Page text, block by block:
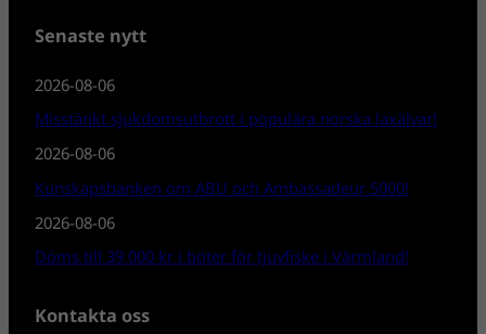
Senaste nytt
2026-08-06
Misstänkt sjukdomsutbrott i populära norska laxälvar!
2026-08-06
Kunskapsbanken om ABU och Ambassadeur 5000!
2026-08-06
Döms till 39 000 kr i böter för tjuvfiske i Värmland!
Kontakta oss